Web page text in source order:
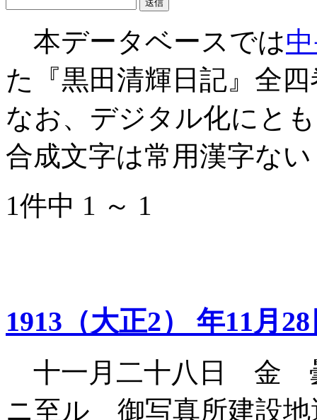
本データベースでは
た『黒田清輝日記』全
なお、デジタル化にと
合成文字は常用漢字な
1件中 1 ～ 1
1913（大正2） 年11月
十一月二十八日 金
ニ至ル 御写真所建設